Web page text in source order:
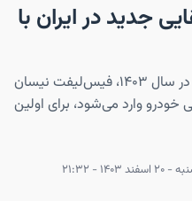
جدید در ایران با
در آخرین فروش خودرو های وارداتی در سال ۱۴۰۳، فیس‌لیفت نیسان
وارد می‌شود، برای اولین
۱۴۰۳ - ۲۱:۳۲